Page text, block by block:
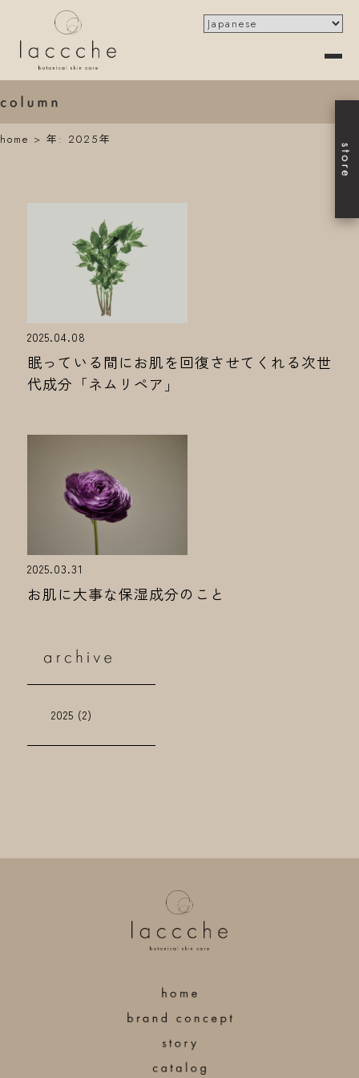
home > 年: 2025年
2025.04.08
眠っている間にお肌を回復させてくれる次世
代成分「ネムリペア」
2025.03.31
お肌に大事な保湿成分のこと
2025 (2)